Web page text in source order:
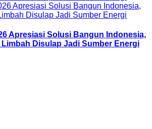
Apresiasi Solusi Bangun Indonesia,
Limbah Disulap Jadi Sumber Energi